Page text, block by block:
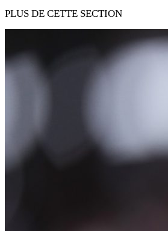
PLUS DE CETTE SECTION